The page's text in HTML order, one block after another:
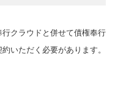
クラウドと併せて債権奉行
いただく必要があります。